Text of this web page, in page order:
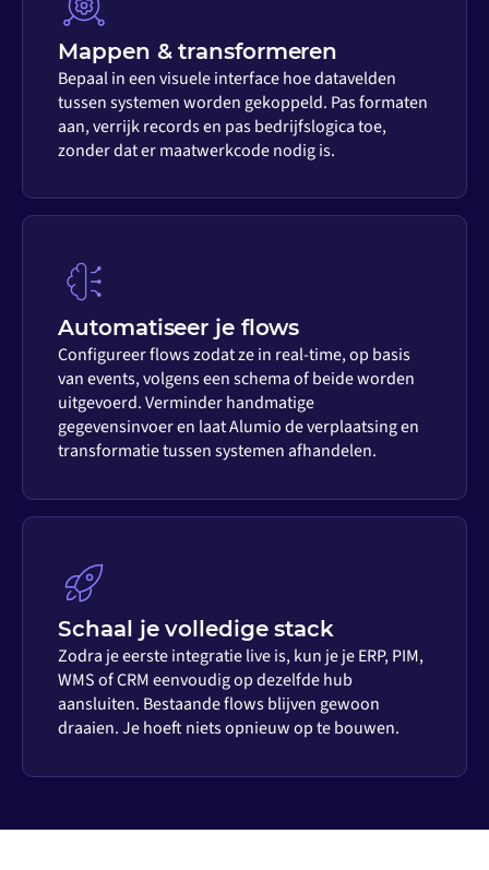
Mappen & transformeren
Bepaal in een visuele interface hoe datavelden
tussen systemen worden gekoppeld. Pas formaten
aan, verrijk records en pas bedrijfslogica toe,
zonder dat er maatwerkcode nodig is.
Automatiseer je flows
Configureer flows zodat ze in real-time, op basis
van events, volgens een schema of beide worden
uitgevoerd. Verminder handmatige
gegevensinvoer en laat Alumio de verplaatsing en
transformatie tussen systemen afhandelen.
Schaal je volledige stack
Zodra je eerste integratie live is, kun je je ERP, PIM,
WMS of CRM eenvoudig op dezelfde hub
aansluiten. Bestaande flows blijven gewoon
draaien. Je hoeft niets opnieuw op te bouwen.